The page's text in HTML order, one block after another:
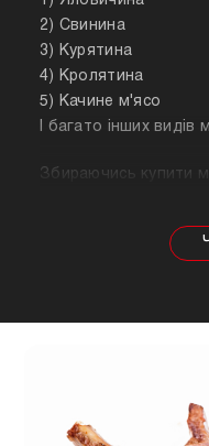
2) Свинина
3) Курятина
4) Кролятина
5) Качине м'ясо
І багато інших
Збираючись купити
залежності від
будуть змінюватися,
підійде для людей,